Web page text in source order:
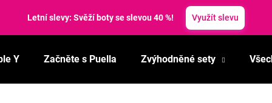
Letní slevy: Svěží boty se slevou 40 %! Využít slevu
Y Začněte s Puella Zvýhodněné sety
Co potřebujete najít?